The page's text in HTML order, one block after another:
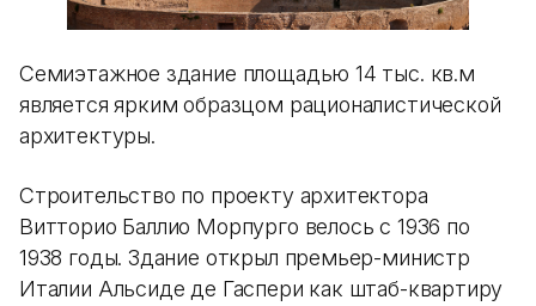
Семиэтажное здание площадью 14 тыс. кв.м
является ярким образцом рационалистической
архитектуры.
Строительство по проекту архитектора
Витторио Баллио Морпурго велось с 1936 по
1938 годы. Здание открыл премьер-министр
Италии Альсиде де Гаспери как штаб-квартиру